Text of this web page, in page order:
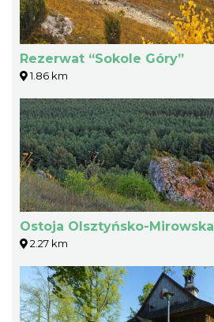
Rezerwat “Sokole Góry”
1.86 km
Ostoja Olsztyńsko-Mirowska
2.27 km